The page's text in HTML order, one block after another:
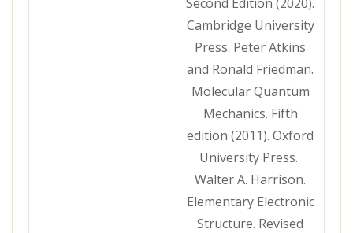
Cambridge University
Press. Peter Atkins
and Ronald Friedman.
Molecular Quantum
Mechanics. Fifth
edition (2011). Oxford
University Press.
Walter A. Harrison.
Elementary Electronic
Structure. Revised